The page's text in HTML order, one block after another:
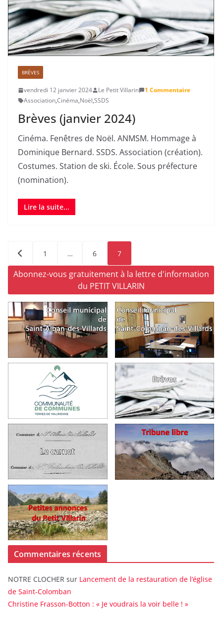
BRÈVES
vendredi 12 janvier 2024 Le Petit Villarin
1 Commentaire
Association,Cinéma,Noël,SSDS
Brèves (janvier 2024)
Cinéma. Fenêtres de Noël. ANMSM. Hommage à
Dominique Bernard. SSDS. Association (création).
Costumes. Station de ski. École. Sous préfecture
(nomination).
Lire la suite...
des
publications
1 … 6 7
Abonnez-vous gratuitement à la lettre d'information
du PETIT VILLARIN
Commentaires récents
NOTRE CLOCHER sur Lancement de la restauration de l’église
de Saint-Colomban
Christine Frasson-Botton : « Je voudrais la voir belle ! »